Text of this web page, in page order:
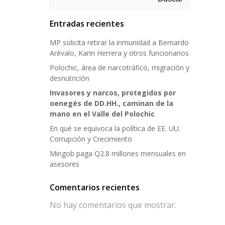
Entradas recientes
MP solicita retirar la inmunidad a Bernardo
Arévalo, Karin Herrera y otros funcionarios
Polochic, área de narcotráfico, migración y
desnutrición
Invasores y narcos, protegidos por
oenegés de DD.HH., caminan de la
mano en el Valle del Polochic
En qué se equivoca la política de EE. UU.
Corrupción y Crecimiento
Mingob paga Q2.8 millones mensuales en
asesores
Comentarios recientes
No hay comentarios que mostrar.